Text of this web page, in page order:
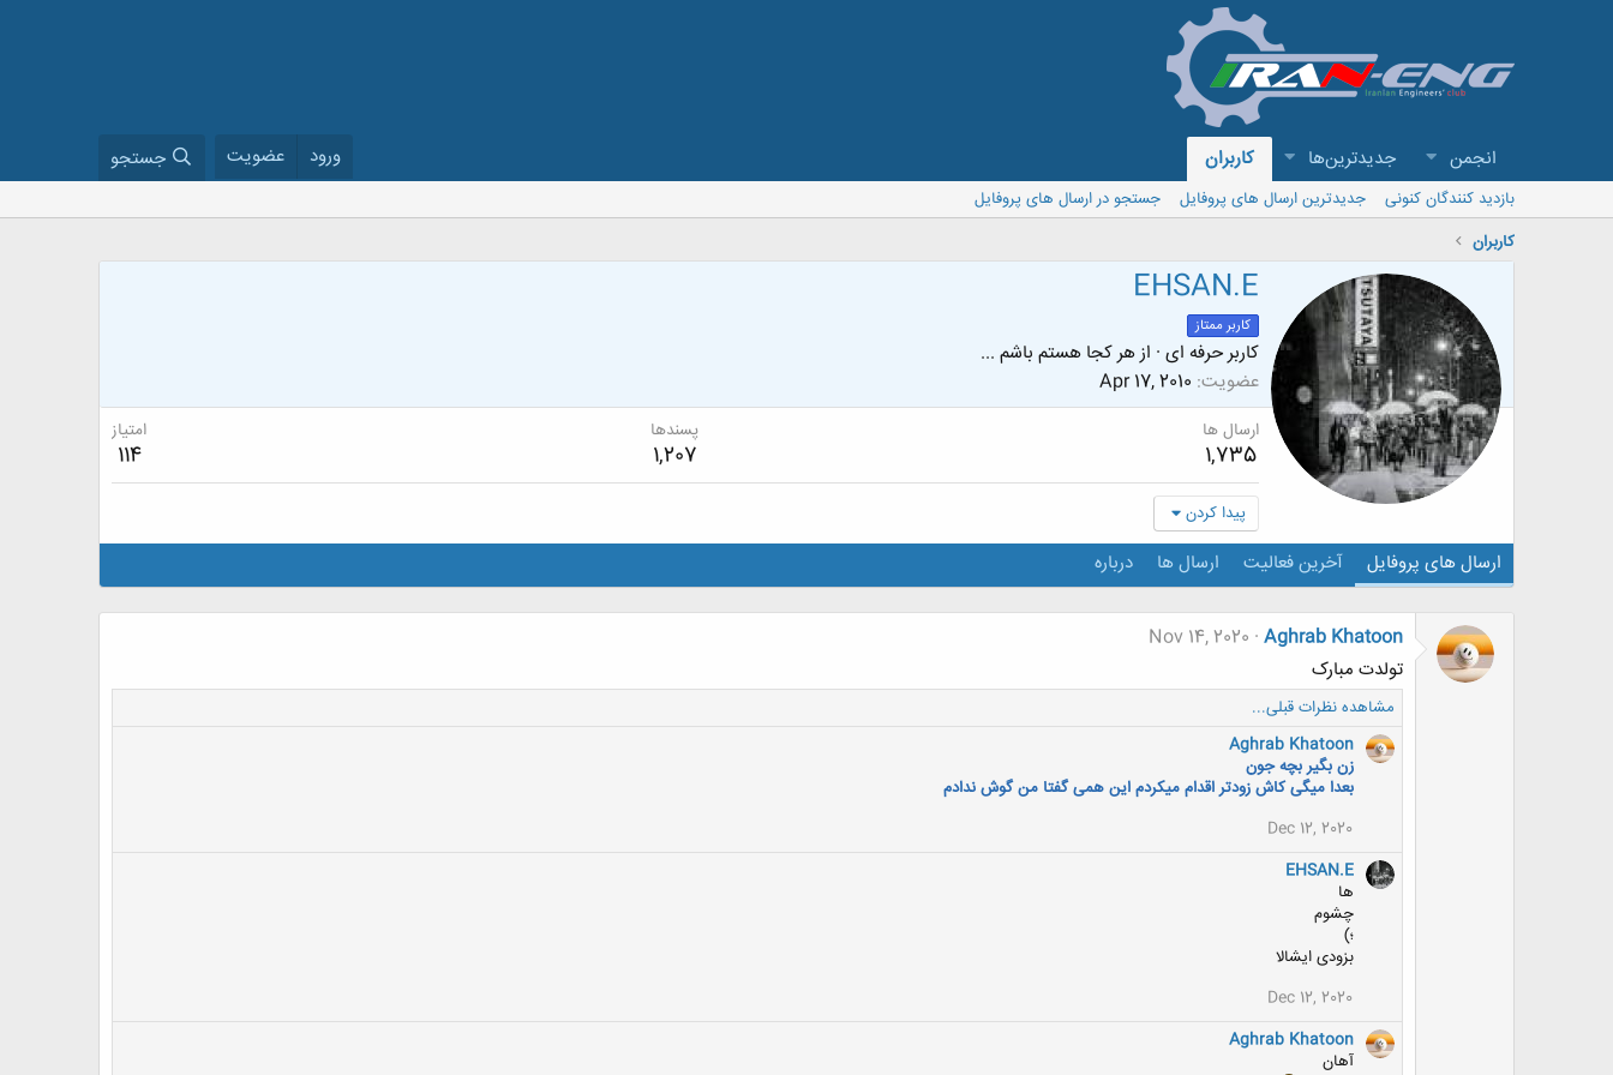
انجمن جدیدترین‌ها کاربران ورود عضویت جستجو
بازدید کنندگان کنونی جدیدترین ارسال های پروفایل
جستجو در ارسال های پروفایل
کاربران
EHSAN.E
کاربر ممتاز
کاربر حرفه ای · ازهر کجا هستم باشم ...
عضویت Apr 17, 2010
ارسال ها
1,735
پسندها
1,207
امتیاز
114
پیدا کردن
ارسال های پروفایل آخرین فعالیت ارسال ها درباره
Aghrab Khatoon
Nov 14, 2020
تولدت مبارک
مشاهده نظرات قبلی...
Aghrab Khatoon
زن بگیر بچه جون
بعدا میگی کاش زودتر اقدام میکردم این همی گفتا من گوش ندادم
Dec 12, 2020
EHSAN.E
ها
چشوم
؛)
بزودی ایشالا
Dec 12, 2020
Aghrab Khatoon
آهان